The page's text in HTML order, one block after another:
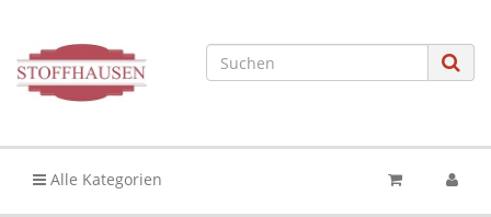
Alle Kategorien